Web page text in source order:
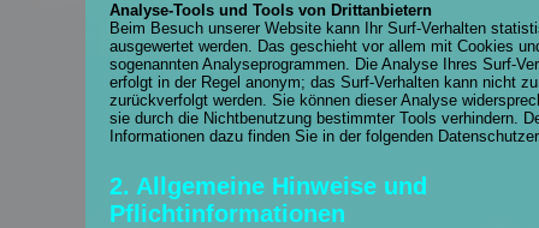
Analyse-Tools und Tools von Drittanbietern
Beim Besuch unserer Website kann Ihr Surf-Verhalten
ausgewertet werden. Das geschieht vor allem mit Cookies
sogenannten Analyseprogrammen. Die Analyse Ihres Surf-
erfolgt in der Regel anonym; das Surf-Verhalten kann nicht
zurückverfolgt werden. Sie können dieser Analyse
sie durch die Nichtbenutzung bestimmter Tools verhindern.
Informationen dazu finden Sie in der folgenden
2. Allgemeine Hinweise und
Pflichtinformationen